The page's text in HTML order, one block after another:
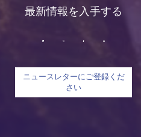
最新情報を入手する
ニュースレターにご登録くだ
さい